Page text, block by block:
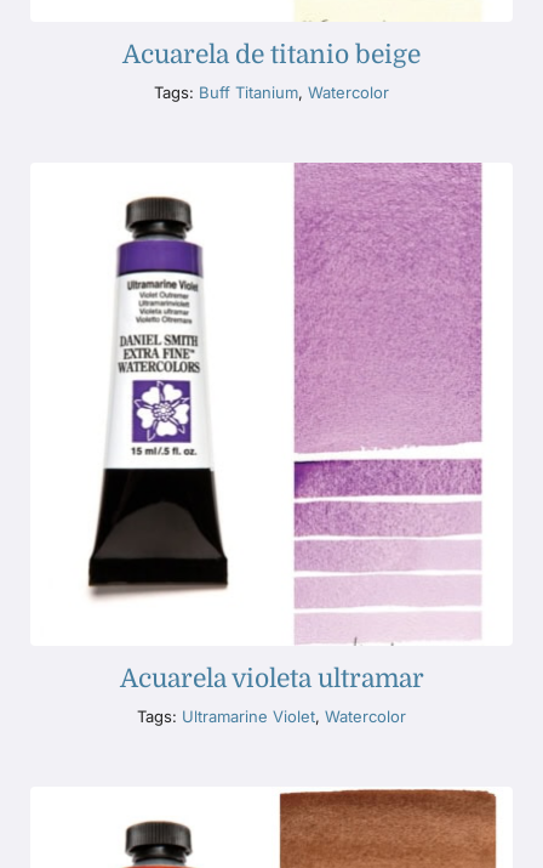
Acuarela de titanio beige
Tags: Buff Titanium, Watercolor
Acuarela violeta ultramar
Tags: Ultramarine Violet, Watercolor